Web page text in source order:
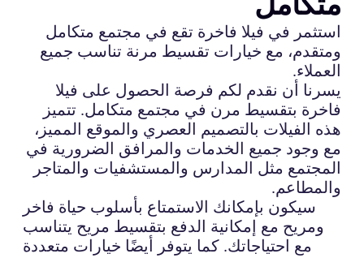
استثمر في فيلا فاخرة تقع في مجتمع متكامل
ومتقدم، مع خيارات تقسيط مرنة تناسب جميع
العملاء.
يسرنا أن نقدم لكم فرصة الحصول على فيلا
فاخرة بتقسيط مرن في مجتمع متكامل. تتميز
هذه الفيلات بالتصميم العصري والموقع المميز،
مع وجود جميع الخدمات والمرافق الضرورية في
المجتمع مثل المدارس والمستشفيات والمتاجر
والمطاعم.
سيكون بإمكانك الاستمتاع بأسلوب حياة فاخر
ومريح مع إمكانية الدفع بتقسيط مريح يتناسب
مع احتياجاتك. كما يتوفر أيضًا خيارات متعددة